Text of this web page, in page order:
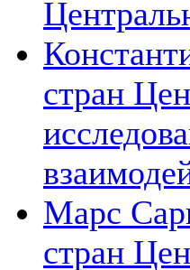
стран
Марс
стран